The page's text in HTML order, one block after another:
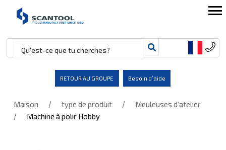
RETOUR AU GROUPE Besoin d’aide
Maison / type de produit / Meuleuses d'atelier
/ Machine à polir Hobby